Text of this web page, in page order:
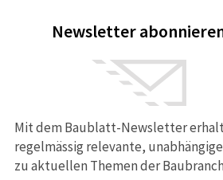
Newsletter
Mit dem Baublatt-Newsletter
regelmässig relevante,
zu aktuellen Themen der